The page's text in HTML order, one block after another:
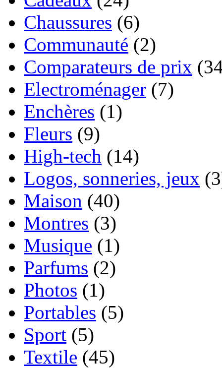
Chaussures (6)
Communauté (2)
Comparateurs de prix
Electroménager (7)
Enchères (1)
Fleurs (9)
High-tech (14)
Logos, sonneries, jeux
Maison (40)
Montres (3)
Musique (1)
Parfums (2)
Photos (1)
Portables (5)
Sport (5)
Textile (45)